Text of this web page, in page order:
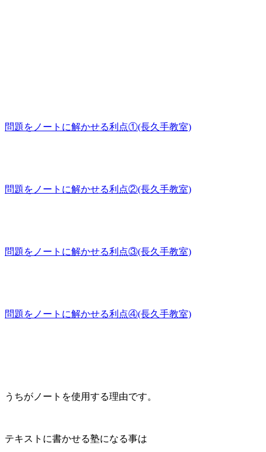
問題をノートに解かせる利点①(長久手教室)
問題をノートに解かせる利点②(長久手教室)
問題をノートに解かせる利点③(長久手教室)
問題をノートに解かせる利点④(長久手教室)
うちがノートを使用する理由です。
テキストに書かせる塾になる事は